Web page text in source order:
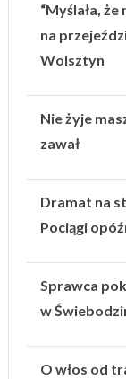
“Myślała,
na
Wolsztyn
Nie żyje
zawał
Dramat na
Pociągi
Sprawca
w
O włos od